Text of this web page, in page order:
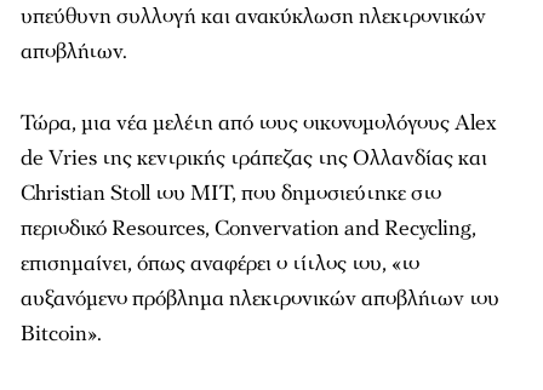
υπεύθυνη συλλογή και ανακύκλωση ηλεκτρονικών
αποβλήτων.
Τώρα, μια νέα μελέτη από τους οικονομολόγους Alex
de Vries της κεντρικής τράπεζας της Ολλανδίας και
Christian Stoll του MIT, που δημοσιεύτηκε στο
περιοδικό Resources, Convervation and Recycling,
επισημαίνει, όπως αναφέρει ο τίτλος του, «το
αυξανόμενο πρόβλημα ηλεκτρονικών αποβλήτων του
Bitcoin».